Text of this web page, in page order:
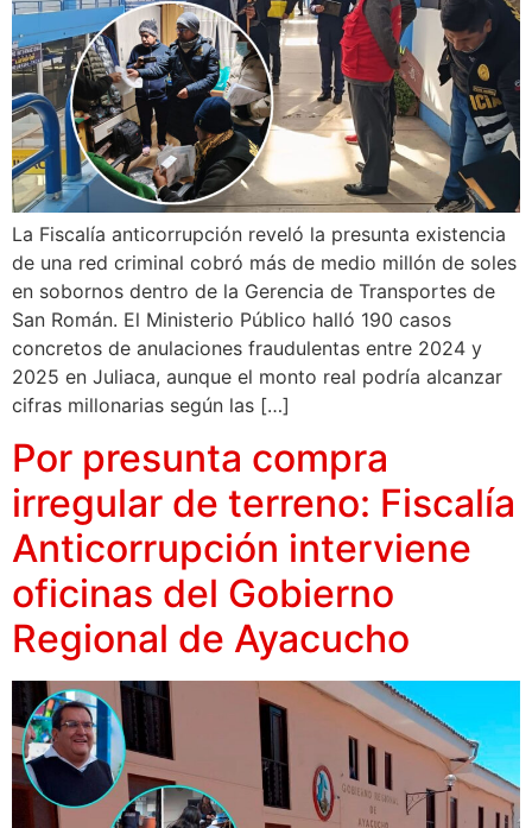
La Fiscalía anticorrupción reveló la presunta existencia
de una red criminal cobró más de medio millón de soles
en sobornos dentro de la Gerencia de Transportes de
San Román. El Ministerio Público halló 190 casos
concretos de anulaciones fraudulentas entre 2024 y
2025 en Juliaca, aunque el monto real podría alcanzar
cifras millonarias según las […]
Por presunta compra
irregular de terreno: Fiscalía
Anticorrupción interviene
oficinas del Gobierno
Regional de Ayacucho